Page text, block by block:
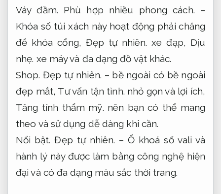
Váy đầm. Phù hợp nhiều phong cách. –
Khóa số túi xách này hoạt động phải chăng
để khóa cổng, Đẹp tự nhiên. xe đạp, Dịu
nhẹ. xe máy và đa dạng đồ vật khác.
Shop. Đẹp tự nhiên. – bề ngoài có bề ngoài
đẹp mắt, Tư vấn tận tình. nhỏ gọn và lợi ích,
Tăng tính thẩm mỹ. nên bạn có thể mang
theo và sử dụng dễ dàng khi cần.
Nổi bật. Đẹp tự nhiên. – Ổ khoá số vali và
hành lý này được làm bằng công nghệ hiện
đại và có đa dạng màu sắc thời trang.